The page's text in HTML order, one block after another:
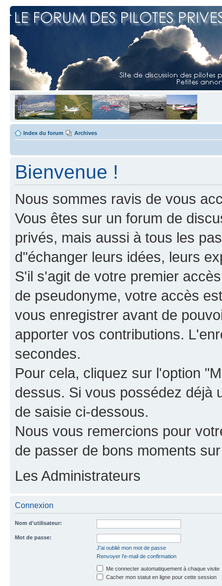
Index du forum Archives
Bienvenue !
Nous sommes ravis de vous
Vous êtes sur un forum de
privés, mais aussi à tous les
d"échanger leurs idées, leurs
S'il s'agit de votre premier
de pseudonyme, votre accès
vous enregistrer avant de
apporter vos contributions.
secondes.
Pour cela, cliquez sur l'option
dessus. Si vous possédez déjà
de saisie ci-dessous.
Nous vous remercions pour
de passer de bons moments
Les Administrateurs
Connexion
Nom d'utilisateur:
Mot de passe:
J'ai oublié mon mot de passe
Renvoyer l'e-mail de confirmation
Me connecter automatiquement à chaque visite
Cacher mon statut en ligne pour cette session